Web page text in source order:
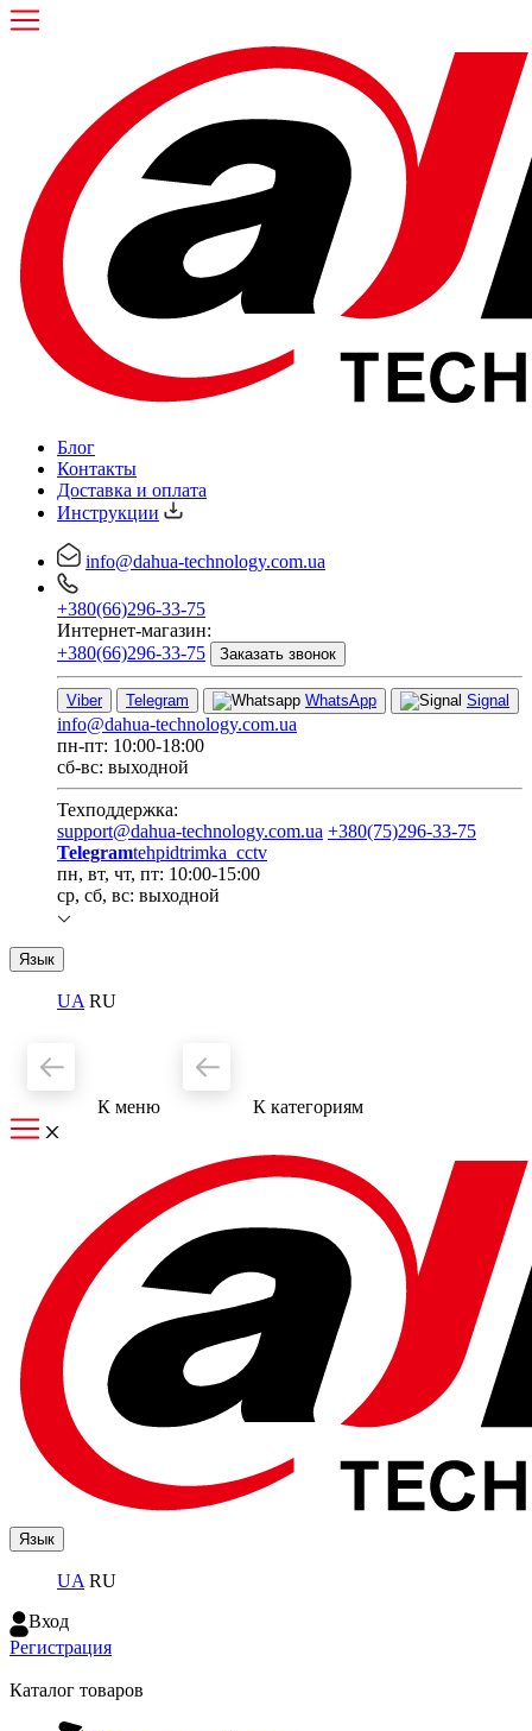
Блог
Контакты
Доставка и оплата
Инструкции
info@dahua-technology.com.ua
+380(66)296-33-75
Интернет-магазин:
+380(66)296-33-75
Заказать звонок
Viber Telegram WhatsApp Signal
info@dahua-technology.com.ua
пн-пт: 10:00-18:00
сб-вс: выходной
Техподдержка:
support@dahua-technology.com.ua +380(75)296-33-75
Telegramtehpidtrimka_cctv
пн, вт, чт, пт: 10:00-15:00
ср, сб, вс: выходной
Язык
UA RU
К меню К категориям
Язык
UA RU
Вход
Регистрация
Каталог товаров